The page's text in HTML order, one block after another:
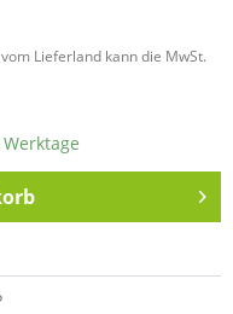
Lieferland kann die MwSt.